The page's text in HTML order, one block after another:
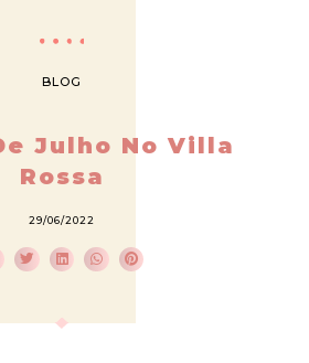
BLOG
Julho No Villa
Rossa
29/06/2022